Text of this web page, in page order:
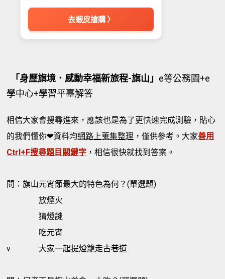
去蝦皮搶購 〉
「身歷旗境．感動幸福新旅程-旗山」 e等公務園+e
學中心+學習平臺解答
相信大家會搜尋進來，應該也是為了更快速完成測驗，貼心
的我們懂你❤資料均網路上蒐集整理 ，僅供參考。大家善用
Ctrl+F搜尋題目關鍵字 ，相信很快就找到答案。
問：旗山元宵節最大的特色為何？(單選題)
放煙火
猜燈謎
吃元宵
v
大家一起提燈籠走古巷道